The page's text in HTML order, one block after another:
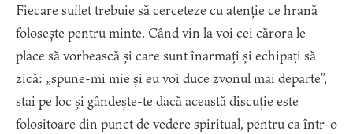
Fiecare suflet trebuie să cerceteze cu atenție ce hrană
folosește pentru minte. Când vin la voi cei cărora le
place să vorbească și care sunt înarmați și echipați să
zică: „spune-mi mie și eu voi duce zvonul mai departe”,
stai pe loc și gândește-te dacă această discuție este
folositoare din punct de vedere spiritual, pentru ca într-o